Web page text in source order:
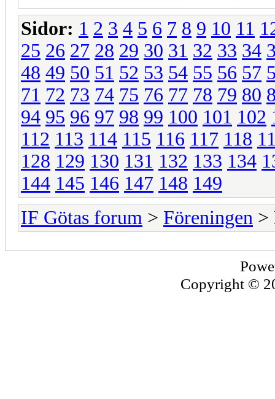
Sidor: 1 2 3 4 5 6 7 8 9 10 11
25 26 27 28 29 30 31 32 33 34
48 49 50 51 52 53 54 55 56 57
71 72 73 74 75 76 77 78 79 80
94 95 96 97 98 99 100 101 102
112 113 114 115 116 117 118
128 129 130 131 132 133 134
144 145 146 147 148 149
IF Götas forum > Föreningen >
Copyright ©